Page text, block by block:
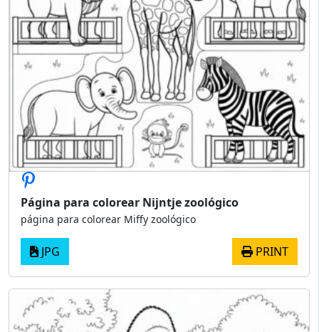
Página para colorear Nijntje zoológico
página para colorear Miffy zoológico
JPG PRINT